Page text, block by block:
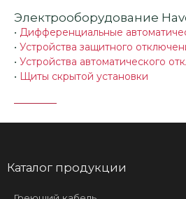
Электрооборудование
• Дифференциальные
• Устройства защитного
• Устройства автоматического
• Щиты скрытой установки
Каталог продукции